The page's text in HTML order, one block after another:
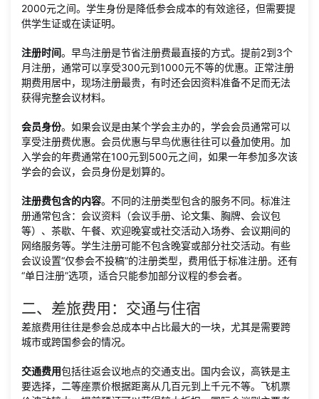
2000元之间。学生身份是降低参会成本的有效途径，但需要提
供学生证或在读证明。
注册时间。早鸟注册是节省注册费最直接的方式。提前2到3个
月注册，通常可以享受300元到1000元不等的优惠。正常注册
期费用居中，现场注册最贵，有时还会因资料准备不足而无法
获得完整会议材料。
会员身份。如果会议是由某个学会主办的，学会会员通常可以
享受注册费优惠。会员优惠与早鸟优惠往往可以叠加使用。加
入学会的年费通常在100元到500元之间，如果一年参加多次该
学会的会议，会员身份是划算的。
注册费包含的内容。不同的注册类型包含的服务不同。标准注
册通常包含：会议资料（会议手册、论文集、胸牌、会议包
等）、茶歇、午餐、欢迎晚宴或社交活动入场券、会议期间的
网络服务等。学生注册可能不包含晚宴或部分社交活动。有些
会议设置“仅参会不投稿”的注册类型，费用低于标准注册。还有
“单日注册”选项，适合只能参加部分议程的参会者。
二、差旅费用：交通与住宿
差旅费用往往是参会总成本中占比最大的一块，尤其是需要跨
城市或跨国参会的情况。
交通费用包括往返会议地点的交通支出。国内会议，高铁是主
要选择，二等座票价根据距离从几百元到上千元不等。飞机票